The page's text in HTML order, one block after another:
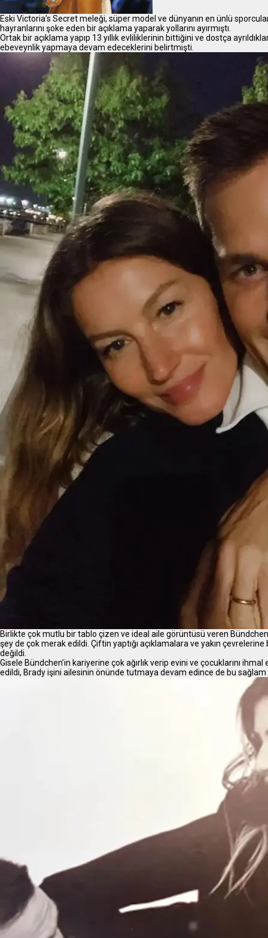
Eski Victoria’s Secret meleği, süper model ve dünyanın en ünlü
hayranlarını şoke eden bir açıklama yaparak yollarını ayırmıştı.
Ortak bir açıklama yapıp 13 yıllık evliliklerinin bittiğini ve dostça
ebeveynlik yapmaya devam edeceklerini belirtmişti.
Birlikte çok mutlu bir tablo çizen ve ideal aile görüntüsü veren Bündchen
şey de çok merak edildi. Çiftin yaptığı açıklamalara ve yakın
değildi.
Gisele Bündchen’in kariyerine çok ağırlık verip evini ve çocuklarını
edildi, Brady işini ailesinin önünde tutmaya devam edince de bu sağlam